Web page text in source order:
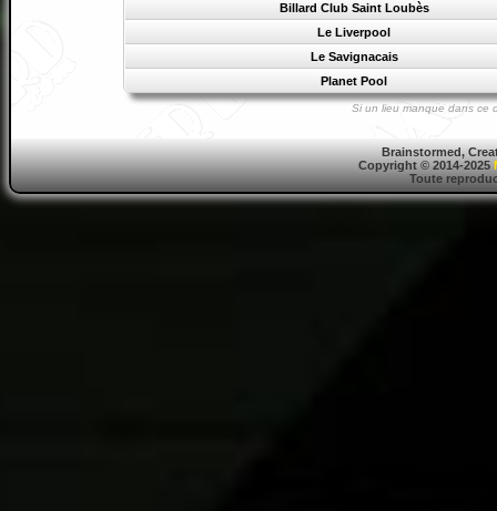
Billard Club Saint Loubès
Le Liverpool
Le Savignacais
Planet Pool
Si un lieu manque dans ce
Brainstormed,
Copyright © 2014-2025
Toute